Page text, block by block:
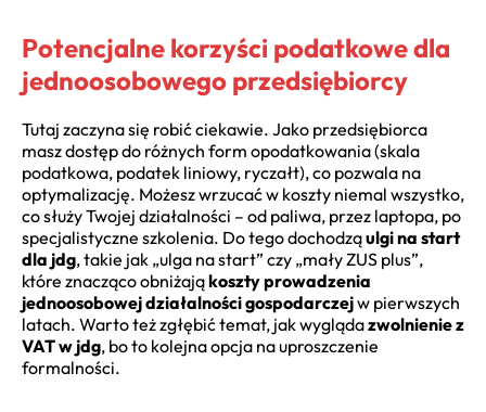
Potencjalne korzyści podatkowe dla
jednoosobowego przedsiębiorcy
Tutaj zaczyna się robić ciekawie. Jako przedsiębiorca
masz dostęp do różnych form opodatkowania (skala
podatkowa, podatek liniowy, ryczałt), co pozwala na
optymalizację. Możesz wrzucać w koszty niemal wszystko,
co służy Twojej działalności – od paliwa, przez laptopa, po
specjalistyczne szkolenia. Do tego dochodząulgi na start
dla jdg, takie jak „ulga na start” czy „mały ZUS plus”,
które znacząco obniżająkoszty prowadzenia
jednoosobowej działalności gospodarczejw pierwszych
latach. Warto też zgłębić temat, jak wyglądazwolnienie z
VAT w jdg, bo to kolejna opcja na uproszczenie
formalności.